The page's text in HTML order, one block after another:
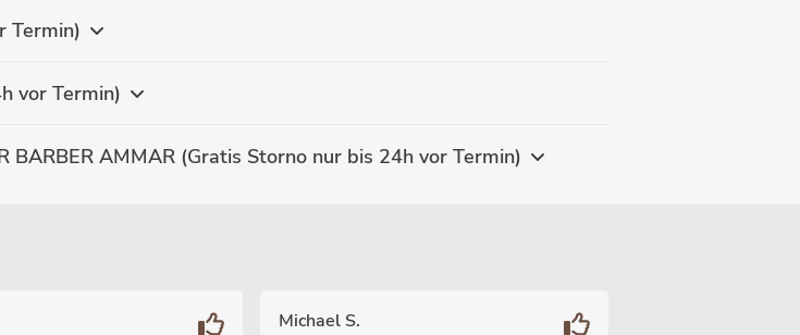
Termin)
vor Termin)
AFTERHOUR (Ab 19 Uhr, ca. 25% Aufpreis) MASTER BARBER AMMAR (Gratis Storno nur bis 24h vor Termin)
Michael S.